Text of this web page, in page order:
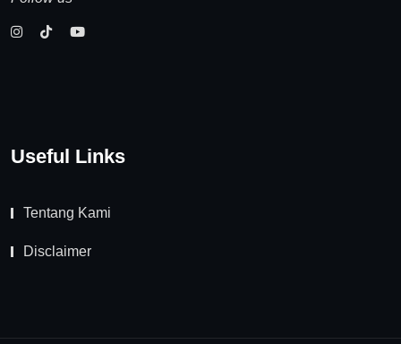
Useful Links
Tentang Kami
Disclaimer